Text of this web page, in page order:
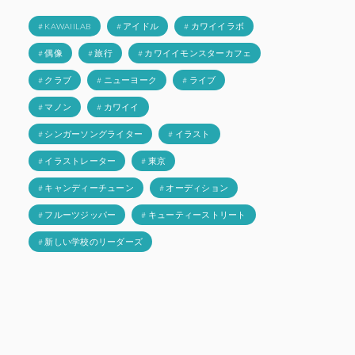
# KAWAIILAB # アイドル # カワイイラボ
# 偶像 # 旅行 # カワイイモンスターカフェ
# クラブ # ニューヨーク # ライブ
# マノン # カワイイ
# シンガーソングライター # イラスト
# イラストレーター # 東京
# キャンディーチューン # オーディション
# フルーツジッパー # キューティーストリート
# 新しい学校のリーダーズ